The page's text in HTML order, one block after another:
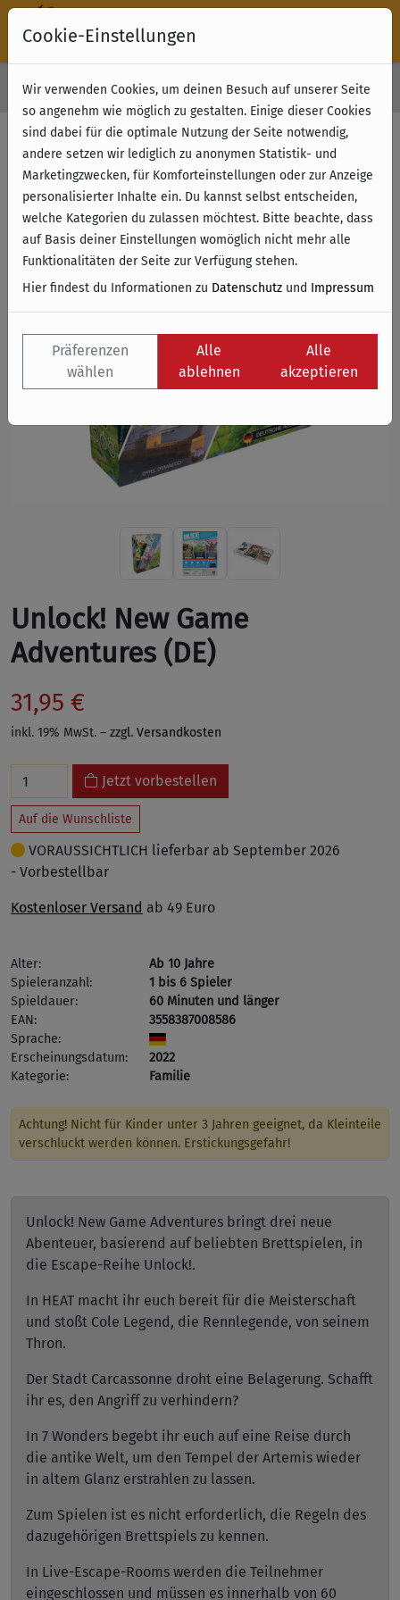
Kostenloser Versand & Retoure ab 49 € (innerhalb Deutschlands)
Unlock! New Game
Adventures (DE)
31,95 €
inkl. 19% MwSt. – zzgl. Versandkosten
Jetzt vorbestellen
Auf die Wunschliste
VORAUSSICHTLICH lieferbar ab September 2026
- Vorbestellbar
Kostenloser Versand ab 49 Euro
Alter:
Ab 10 Jahre
Spieleranzahl:
1 bis 6 Spieler
Spieldauer:
60 Minuten und länger
EAN:
3558387008586
Sprache:
Erscheinungsdatum:
2022
Kategorie:
Familie
Achtung! Nicht für Kinder unter 3 Jahren geeignet, da Kleinteile
verschluckt werden können. Erstickungsgefahr!
Unlock! New Game Adventures bringt drei neue
Abenteuer, basierend auf beliebten Brettspielen, in
die Escape-Reihe Unlock!.
In HEAT macht ihr euch bereit für die Meisterschaft
und stoßt Cole Legend, die Rennlegende, von seinem
Thron.
Der Stadt Carcassonne droht eine Belagerung. Schafft
ihr es, den Angriff zu verhindern?
In 7 Wonders begebt ihr euch auf eine Reise durch
die antike Welt, um den Tempel der Artemis wieder
in altem Glanz erstrahlen zu lassen.
Zum Spielen ist es nicht erforderlich, die Regeln des
dazugehörigen Brettspiels zu kennen.
In Live-Escape-Rooms werden die Teilnehmer
eingeschlossen und müssen es innerhalb von 60
Cookie-Einstellungen
Wir verwenden Cookies, um deinen Besuch auf unserer Seite
so angenehm wie möglich zu gestalten. Einige dieser Cookies
sind dabei für die optimale Nutzung der Seite notwendig,
andere setzen wir lediglich zu anonymen Statistik- und
Marketingzwecken, für Komforteinstellungen oder zur Anzeige
personalisierter Inhalte ein. Du kannst selbst entscheiden,
welche Kategorien du zulassen möchtest. Bitte beachte, dass
auf Basis deiner Einstellungen womöglich nicht mehr alle
Funktionalitäten der Seite zur Verfügung stehen.
Hier findest du Informationen zu Datenschutz und Impressum
Präferenzen
wählen
Alle
ablehnen
Alle
akzeptieren